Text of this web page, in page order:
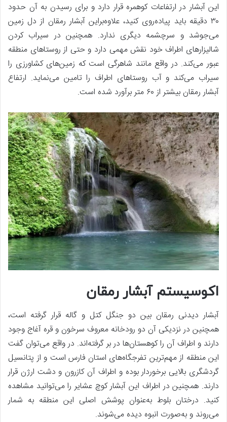
این آبشار در ارتفاعات کوهمره قرار دارد و برای رسیدن به آن حدود
۳۰ دقیقه باید پیاده‌روی کنید، علاوه‌براین آبشار رمقان از دل زمین
می‌جوشد و سرچشمه دیگری ندارد. همچنین در سیراب کردن
شالیزارهای اطراف خود نقش مهمی دارد و حتی از روستاهای منطقه
عبور می‌کند. در واقع مانند شاهرگی است که زمین‌های کشاورزی را
سیراب می‌کند و آب روستاهای اطراف را تامین می‌نماید. ارتفاع
آبشار رمقان بیشتر از ۶۰ متر برآورد شده است.
اکوسیستم آبشار رمقان
آبشار دیدنی رمقان بین دو جنگل کتل و گاله قرار گرفته است،
همچنین در نزدیکی آن دو رودخانه معروف سرخون و قره آغاج وجود
دارند و اطراف آن را کوهستان‌ها در بر گرفته‌اند. در واقع می‌توان گفت
این منطقه از مهم‌ترین تفرجگاه‌های استان فارس است و از پتانسیل
گردشگری بالایی برخوردار بوده و اطراف آن کازرون و دشت ارژن قرار
دارند. همچنین در اطراف این آبشار کوچ عشایر را می‌توانید مشاهده
کنید. درختان بلوط به‌عنوان پوشش اصلی این منطقه به شمار
می‌روند و به‌صورت انبوه دیده می‌شوند.